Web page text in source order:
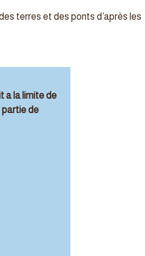
terres et des ponts d’après les
a la limite de
partie de